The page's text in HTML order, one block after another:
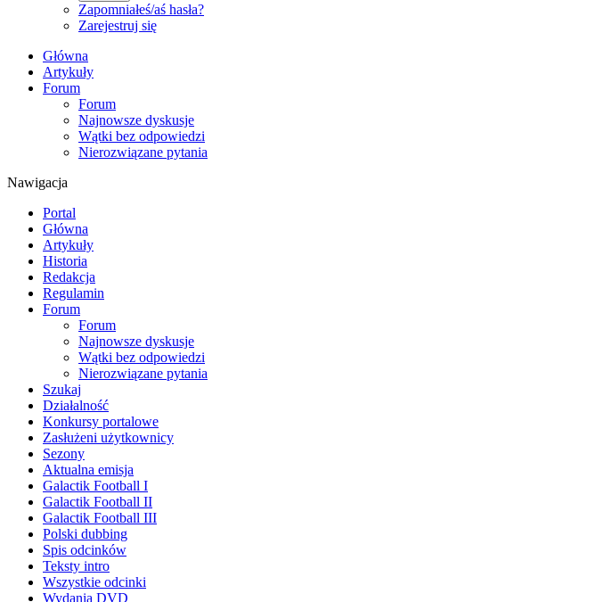
Zapomniałeś/aś hasła?
Zarejestruj się
Główna
Artykuły
Forum
Forum
Najnowsze dyskusje
Wątki bez odpowiedzi
Nierozwiązane pytania
Nawigacja
Portal
Główna
Artykuły
Historia
Redakcja
Regulamin
Forum
Forum
Najnowsze dyskusje
Wątki bez odpowiedzi
Nierozwiązane pytania
Szukaj
Działalność
Konkursy portalowe
Zasłużeni użytkownicy
Sezony
Aktualna emisja
Galactik Football I
Galactik Football II
Galactik Football III
Polski dubbing
Spis odcinków
Teksty intro
Wszystkie odcinki
Wydania DVD